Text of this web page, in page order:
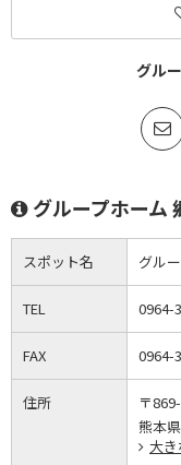
グル
グループホーム
スポット名 グル
TEL 0964-
FAX 0964-
住所
〒
熊本
大き